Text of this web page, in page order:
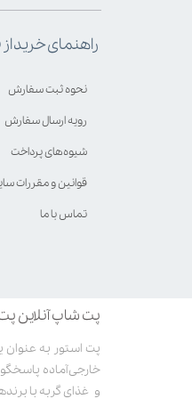
پت شاپ آنلاین
خارجی آماده
و غذای گربه با
راهنمای خرید
نحوه ثبت سفارش
رویه ارسال سفارش
شیوه‌های پرداخت
قوانین و مقررات
تماس با ما